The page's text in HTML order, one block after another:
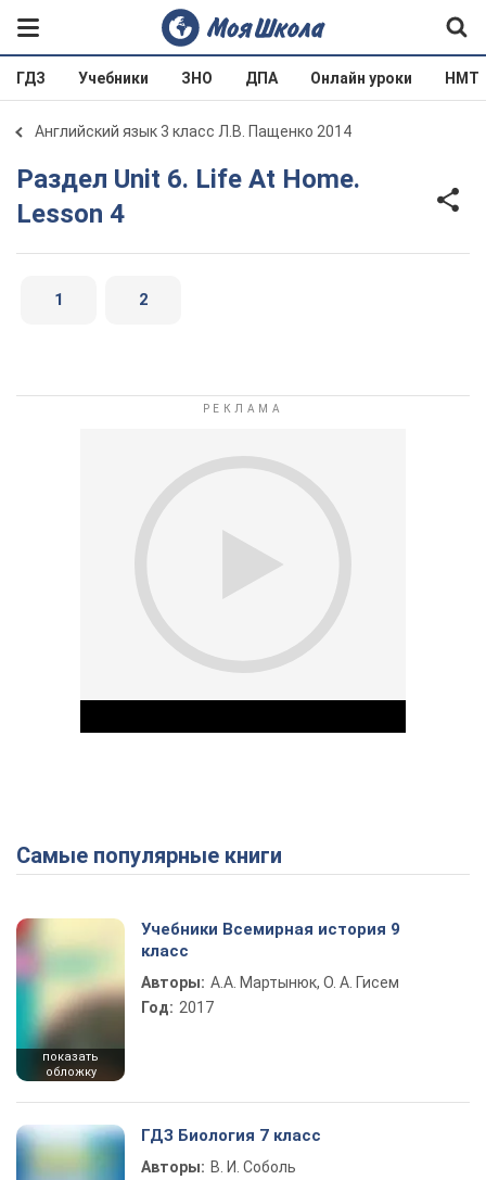
ГДЗ Учебники ЗНО ДПА Онлайн уроки НМТ
Английский язык 3 класс Л.В. Пащенко 2014
Раздел Unit 6. Life At Home.
Lesson 4
1 2
Play Video
Самые популярные книги
показать
обложку
Учебники Всемирная история 9
класс
Авторы: А.А. Мартынюк, О. А. Гисем
Год: 2017
ГДЗ Биология 7 класс
Авторы: В. И. Соболь